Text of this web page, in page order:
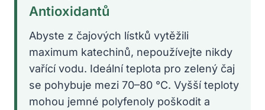
Antioxidantů
Abyste z čajových lístků vytěžili
maximum katechinů, nepoužívejte nikdy
vařící vodu. Ideální teplota pro zelený čaj
se pohybuje mezi 70–80 °C. Vyšší teploty
mohou jemné polyfenoly poškodit a